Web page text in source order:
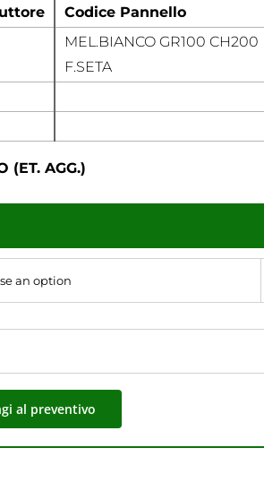
Codice Pannello
MEL.BIANCO GR100 CH200
F.SETA
(ET. AGG.)
al preventivo